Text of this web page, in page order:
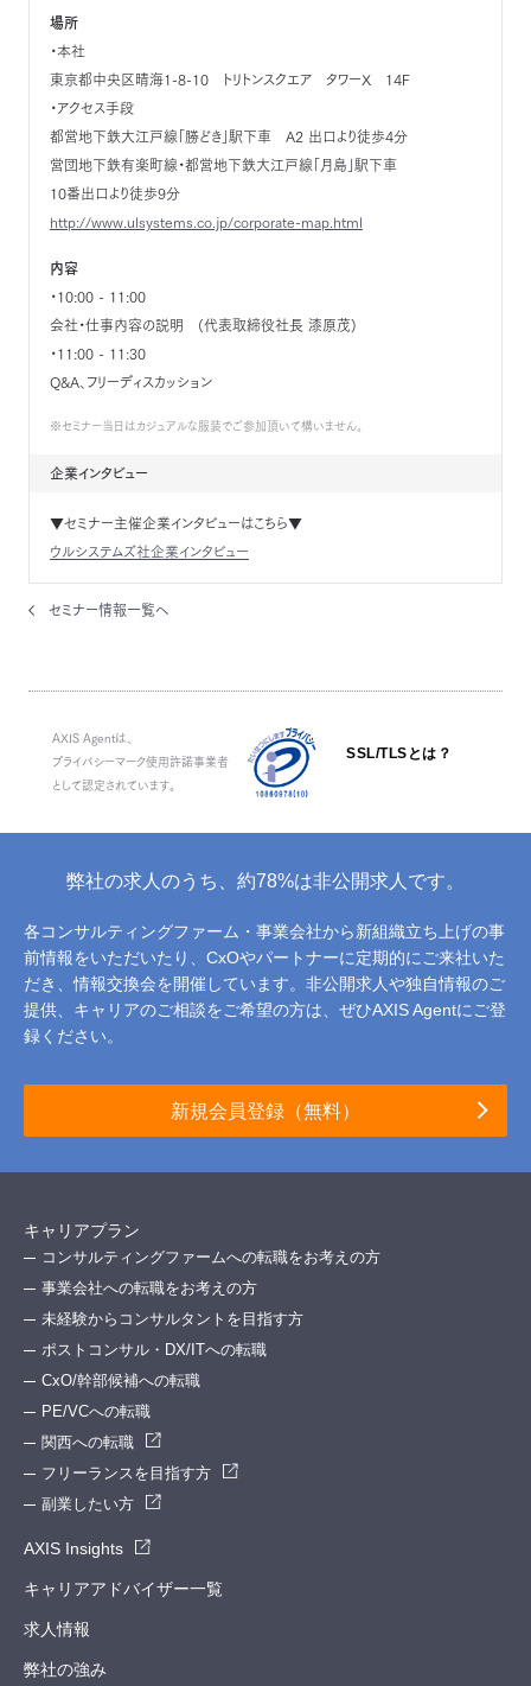
場所
・本社
東京都中央区晴海1-8-10 トリトンスクエア タワーX 14F
・アクセス手段
都営地下鉄大江戸線「勝どき」駅下車 A2 出口より徒歩4分
営団地下鉄有楽町線・都営地下鉄大江戸線「月島」駅下車
10番出口より徒歩9分
http://www.ulsystems.co.jp/corporate-map.html
内容
・10:00 - 11:00
会社・仕事内容の説明 (代表取締役社長 漆原茂)
・11:00 - 11:30
Q&A、フリーディスカッション
※セミナー当日はカジュアルな服装でご参加頂いて構いません。
企業インタビュー
▼セミナー主催企業インタビューはこちら▼
ウルシステムズ社企業インタビュー
セミナー情報一覧へ
AXIS Agentは、
プライバシーマーク使用許諾事業者
として認定されています。
SSL/TLSとは？
弊社の求人のうち、約78%は非公開求人です。
各コンサルティングファーム・事業会社から新組織立ち上げの事
前情報をいただいたり、 CxOやパートナーに定期的にご来社いた
だき、情報交換会を開催しています。 非公開求人や独自情報のご
提供、キャリアのご相談をご希望の方は、ぜひAXIS Agentにご登
録ください。
新規会員登録（無料）
キャリアプラン
コンサルティングファームへの転職をお考えの方
事業会社への転職をお考えの方
未経験からコンサルタントを目指す方
ポストコンサル・DX/ITへの転職
CxO/幹部候補への転職
PE/VCへの転職
関西への転職
フリーランスを目指す方
副業したい方
AXIS Insights
キャリアアドバイザー一覧
求人情報
弊社の強み